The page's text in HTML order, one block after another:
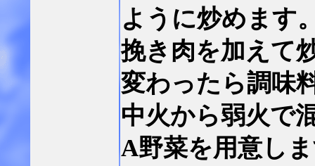
ように炒めます
挽き肉を加えて
変わったら調味
中火から弱火で
A野菜を用意し